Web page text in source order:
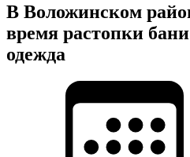
В Воложинском
время растопки бани
одежда